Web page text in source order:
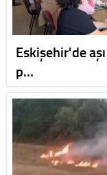
Eskişehir'de
p…